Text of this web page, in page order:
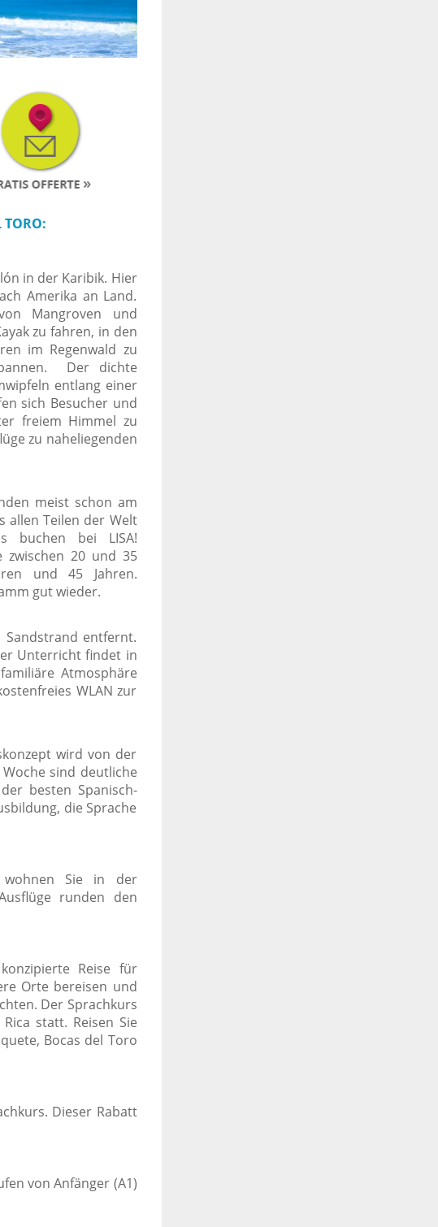
TORO:
in der Karibik. Hier
Amerika an Land.
Mangroven und
zu fahren, in den
im Regenwald zu
Der dichte
entlang einer
sich Besucher und
freiem Himmel zu
zu naheliegenden
meist schon am
allen Teilen der Welt
buchen bei LISA!
zwischen 20 und 35
und 45 Jahren.
gut wieder.
entfernt.
Unterricht findet in
Atmosphäre
WLAN zur
wird von der
sind deutliche
besten Spanisch-
die Sprache
wohnen Sie in der
runden den
Reise für
Orte bereisen und
Der Sprachkurs
statt. Reisen Sie
Bocas del Toro
Dieser Rabatt
von Anfänger (A1)